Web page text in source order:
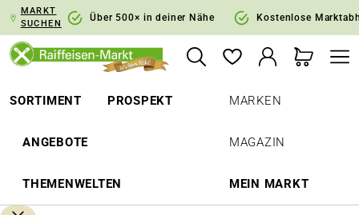
Zur Hauptnavigation springen
MARKT
SUCHEN
Über 500× in deiner Nähe Kostenlose
SORTIMENT PROSPEKT
ANGEBOTE
THEMENWELTEN
MARKEN
MAGAZIN
MEIN MARKT